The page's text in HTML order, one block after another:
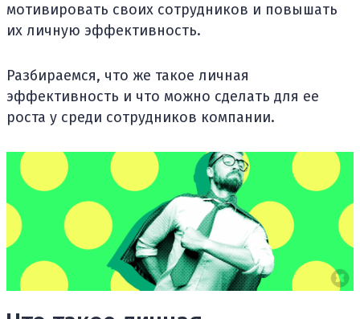
мотивировать своих сотрудников и повышать
их личную эффективность.
Разбираемся, что же такое личная
эффективность и что можно сделать для ее
роста у среди сотрудников компании.